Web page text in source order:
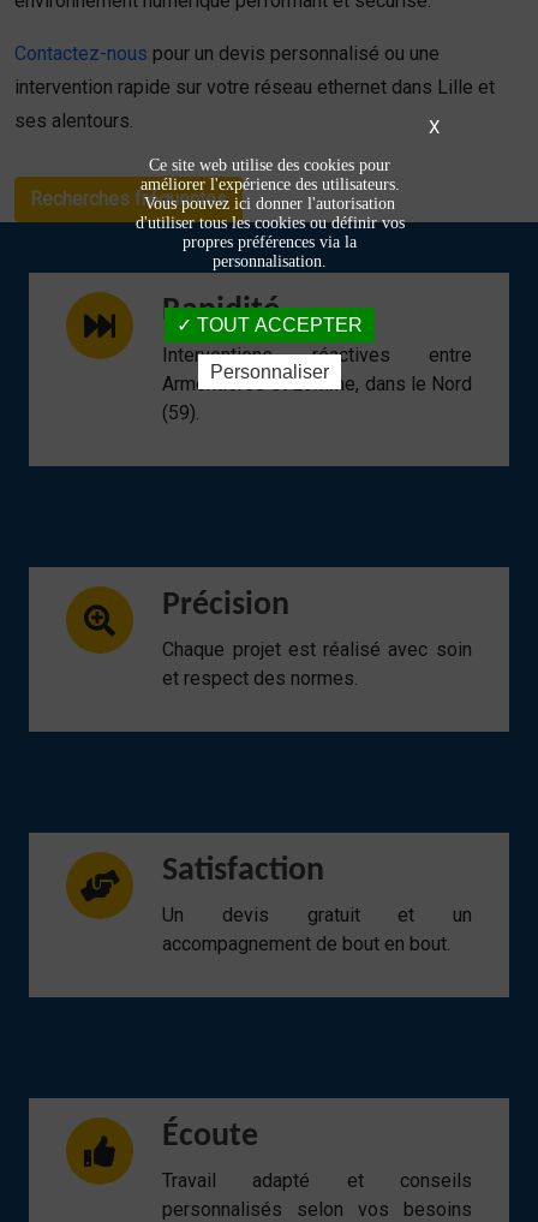
Contactez-nous pour un devis personnalisé ou une
intervention rapide sur votre réseau ethernet dans Lille et
ses alentours.
Recherches fréquentes
Rapidité
Interventions réactives entre
Armentières et Lomme, dans le Nord
(59).
Précision
Chaque projet est réalisé avec soin
et respect des normes.
Satisfaction
Un devis gratuit et un
accompagnement de bout en bout.
Écoute
Travail adapté et conseils
personnalisés selon vos besoins
X
Ce site web utilise des cookies pour
améliorer l'expérience des utilisateurs.
Vous pouvez ici donner l'autorisation
d'utiliser tous les cookies ou définir vos
propres préférences via la
personnalisation.
TOUT ACCEPTER
Personnaliser